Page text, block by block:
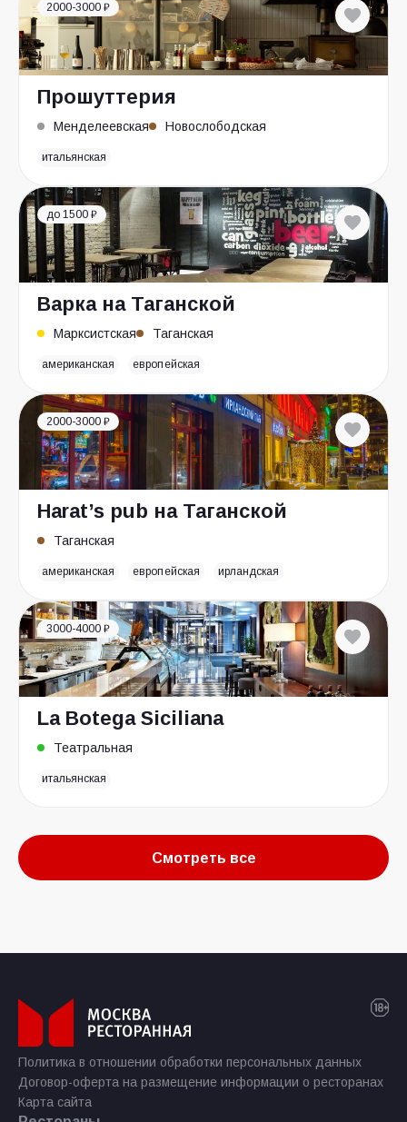
2000-3000 ₽
Прошуттерия
Менделеевская Новослободская
итальянская
до 1500 ₽
Варка на Таганской
Марксистская Таганская
американская европейская
2000-3000 ₽
Harat’s pub на Таганской
Таганская
американская европейская ирландская
3000-4000 ₽
La Botega Siciliana
Театральная
итальянская
Смотреть все
Политика в отношении обработки персональных данных
Договор-оферта на размещение информации о ресторанах
Карта сайта